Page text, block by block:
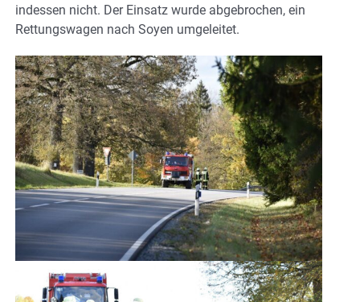
indessen nicht. Der Einsatz wurde abgebrochen, ein
Rettungswagen nach Soyen umgeleitet.